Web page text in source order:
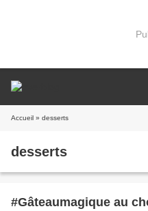
Accueil » desserts
desserts
#Gâteaumagique au